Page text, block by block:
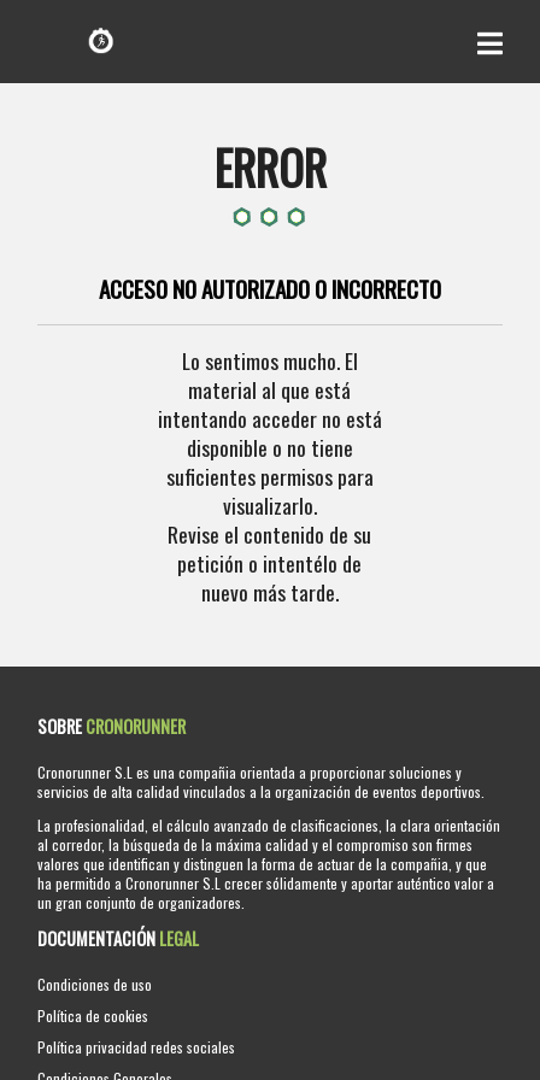
ERROR
ACCESO NO AUTORIZADO O INCORRECTO
Lo sentimos mucho. El
material al que está
intentando acceder no está
disponible o no tiene
suficientes permisos para
visualizarlo.
Revise el contenido de su
petición o intentélo de
nuevo más tarde.
SOBRECRONORUNNER
Cronorunner S.L es una compañia orientada a proporcionar soluciones y
servicios de alta calidad vinculados a la organización de eventos deportivos.
La profesionalidad, el cálculo avanzado de clasificaciones, la clara orientación
al corredor, la búsqueda de la máxima calidad y el compromiso son firmes
valores que identifican y distinguen la forma de actuar de la compañia, y que
ha permitido a Cronorunner S.L crecer sólidamente y aportar auténtico valor a
un gran conjunto de organizadores.
DOCUMENTACIÓNLEGAL
Condiciones de uso
Política de cookies
Política privacidad redes sociales